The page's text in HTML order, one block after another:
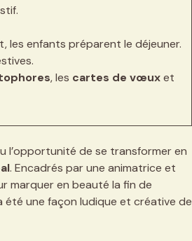
les enfants préparent le déjeuner.
, les cartes de vœuxet
l’opportunité de se transformer en
. Encadrés par une animatrice et
marquer en beauté la fin de
été une façon ludique et créative de